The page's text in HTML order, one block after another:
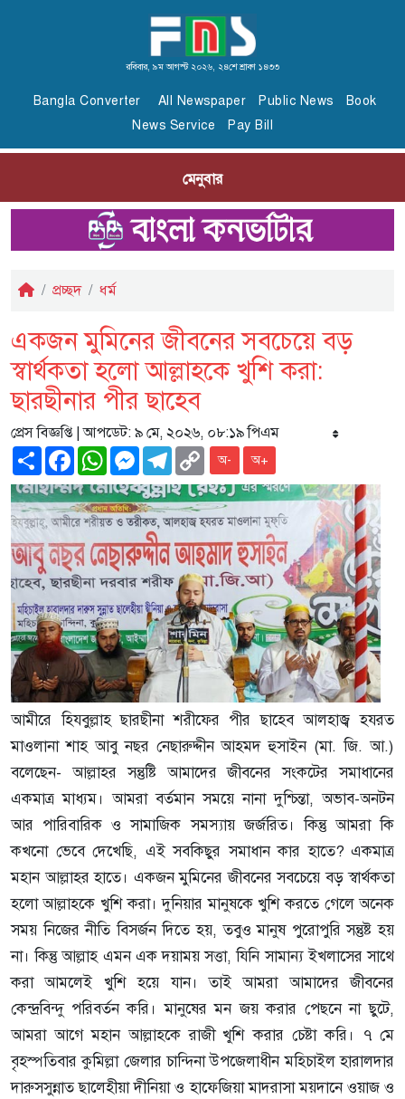
রবিবার, ৯ম আগস্ট ২০২৬, ২৪শে শ্রাবণ ১৪৩৩
Bangla Converter All Newspaper Public News
Book
News Service
Pay Bill
মেনুবার
প্রচ্ছদ ধর্ম
একজন মুমিনের জীবনের সবচেয়ে বড়
স্বার্থকতা হলো আল্লাহকে খুশি করা:
ছারছীনার পীর ছাহেব
প্রেস বিজ্ঞপ্তি | আপডেট: ৯ মে, ২০২৬, ০৮:১৯ পিএম
ShareFacebookWhatsAppMessenger
Telegram
Copy
Link
অ- অ+
আমীরে হিযবুল্লাহ ছারছীনা শরীফের পীর ছাহেব আলহাজ্ব হযরত
মাওলানা শাহ আবু নছর নেছারুদ্দীন আহমদ হুসাইন (মা. জি. আ.)
বলেছেন- আল্লাহর সন্তুষ্টি আমাদের জীবনের সংকটের সমাধানের
একমাত্র মাধ্যম। আমরা বর্তমান সময়ে নানা দুশ্চিন্তা, অভাব-অনটন
আর পারিবারিক ও সামাজিক সমস্যায় জর্জরিত। কিন্তু আমরা কি
কখনো ভেবে দেখেছি, এই সবকিছুর সমাধান কার হাতে? একমাত্র
মহান আল্লাহর হাতে। একজন মুমিনের জীবনের সবচেয়ে বড় স্বার্থকতা
হলো আল্লাহকে খুশি করা। দুনিয়ার মানুষকে খুশি করতে গেলে অনেক
সময় নিজের নীতি বিসর্জন দিতে হয়, তবুও মানুষ পুরোপুরি সন্তুষ্ট হয়
না। কিন্তু আল্লাহ এমন এক দয়াময় সত্তা, যিনি সামান্য ইখলাসের সাথে
করা আমলেই খুশি হয়ে যান। তাই আমরা আমাদের জীবনের
কেন্দ্রবিন্দু পরিবর্তন করি। মানুষের মন জয় করার পেছনে না ছুটে,
আমরা আগে মহান আল্লাহকে রাজী খুশি করার চেষ্টা করি। ৭ মে
বৃহস্পতিবার কুমিল্লা জেলার চান্দিনা উপজেলাধীন মহিচাইল হারালদার
দারুসসুন্নাত ছালেহীয়া দীনিয়া ও হাফেজিয়া মাদরাসা ময়দানে ওয়াজ ও